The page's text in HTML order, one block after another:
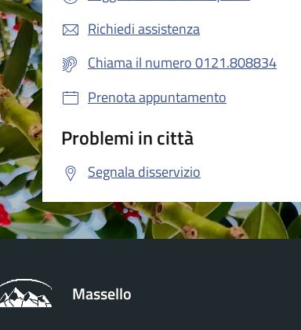
Richiedi assistenza
Chiama il numero 0121.808834
Prenota appuntamento
Problemi in città
Segnala disservizio
Massello